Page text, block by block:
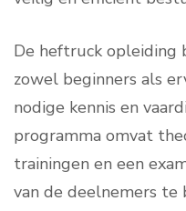
De heftruck opleiding
zowel beginners als
nodige kennis en
programma omvat
trainingen en een
van de deelnemers te